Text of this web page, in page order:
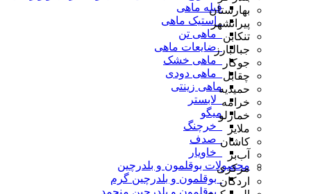
فیله ماهی
_استیک ماهی
_ماهی تن
_ضایعات ماهی
_ماهی خشک
_ماهی دودی
ماهی زینتی
_لابستر
میگو
_خرچنگ
_صدف
_خاویار
محصولات بوقلمون و بلدرچین
_بوقلمون و بلدرچین گرم
بهارستان
پیرانشهر
تنکابن
جبالبارز
جوکار
چقابل
حمیدیه
خرامه
خمارلو
ملایر
کاشان
آب‌بر
مرکزی
اردکان